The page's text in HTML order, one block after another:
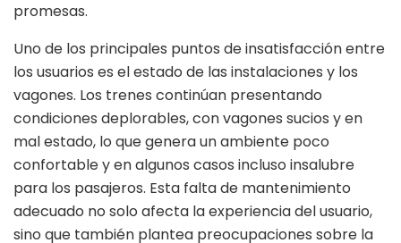
promesas.
Uno de los principales puntos de insatisfacción entre
los usuarios es el estado de las instalaciones y los
vagones. Los trenes continúan presentando
condiciones deplorables, con vagones sucios y en
mal estado, lo que genera un ambiente poco
confortable y en algunos casos incluso insalubre
para los pasajeros. Esta falta de mantenimiento
adecuado no solo afecta la experiencia del usuario,
sino que también plantea preocupaciones sobre la